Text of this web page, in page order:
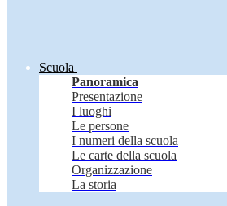
Scuola
Panoramica
Presentazione
I luoghi
Le persone
I numeri della scuola
Le carte della scuola
Organizzazione
La storia